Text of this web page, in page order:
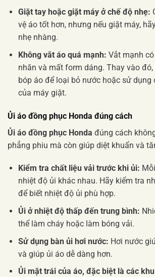
Giặt tay hoặc giặt máy ở chế độ nhẹ:
vệ áo tốt hơn, nhưng nếu giặt máy,
nhẹ nhàng.
Không vắt áo quá mạnh: Vắt mạnh
nhăn và mất form dáng. Thay vào đó,
bóp áo để loại bỏ nước hoặc sử dụng
của máy giặt.
Ủi áo đồng phục Honda đúng cách
Ủi áo đồng phục Honda đúng cách
phẳng phiu mà còn giúp diệt khuẩn và
Kiểm tra chất liệu vải trước khi ủi:
nhiệt độ ủi khác nhau. Hãy kiểm tra
để biết nhiệt độ ủi phù hợp.
Ủi ở nhiệt độ thấp đến trung bình:
thể làm cháy hoặc làm bóng vải.
Sử dụng bàn ủi hơi nước: Hơi nước
và giúp ủi áo dễ dàng hơn.
Ủi mặt trái của áo, đặc biệt là các